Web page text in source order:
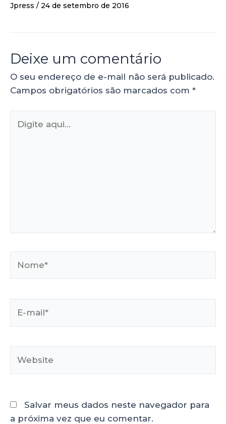
Jpress / 24 de setembro de 2016
Deixe um comentário
O seu endereço de e-mail não será publicado.
Campos obrigatórios são marcados com *
Salvar meus dados neste navegador para
a próxima vez que eu comentar.